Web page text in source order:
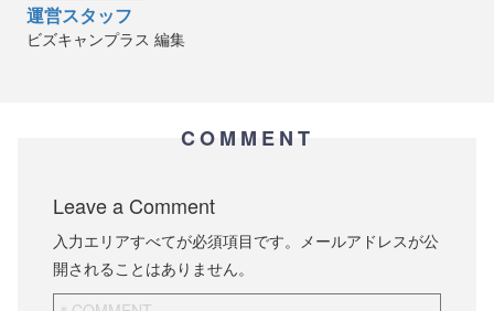
運営スタッフ
ビズキャンプラス 編集
COMMENT
Leave a Comment
入力エリアすべてが必須項目です。メールアドレスが公
開されることはありません。